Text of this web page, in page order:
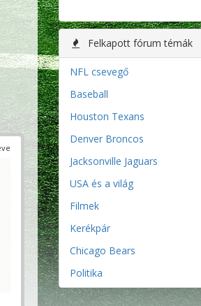
Felkapott fórum témák
NFL csevegő
Baseball
Houston Texans
Denver Broncos
Jacksonville Jaguars
USA és a világ
Filmek
Kerékpár
Chicago Bears
Politika